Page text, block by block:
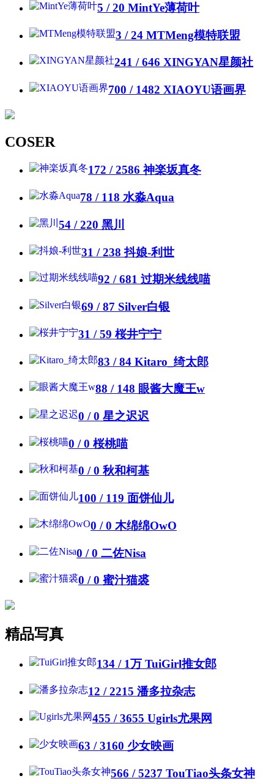
5 / 20 MintYe薄荷叶
3 / 24 MTMeng模特联盟
241 / 646 XINGYAN星颜社
700 / 1482 XIAOYU语画界
COSER
172 / 2586 神楽坂真冬
78 / 118 水淼Aqua
54 / 220 黑川
31 / 238 抖娘-利世
92 / 681 过期米线线喵
69 / 87 Silver白银
31 / 59 桜井宁宁
83 / 84 Kitaro_绮太郎
88 / 148 眼酱大魔王w
0 / 0 星之迟迟
0 / 0 桜桃喵
0 / 0 秋和柯基
100 / 119 面饼仙儿
0 / 0 木绵绵OwO
0 / 0 二佐Nisa
0 / 0 蜜汁猫裘
精品写真
134 / 1万 TuiGirl推女郎
12 / 2215 潘多拉杂志
455 / 3655 Ugirls尤果网
63 / 3160 少女映画
566 / 5237 TouTiao头条女神